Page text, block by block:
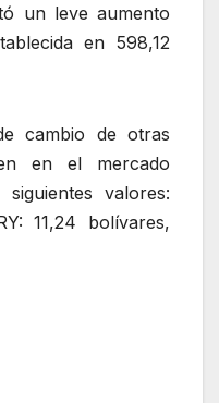
un leve aumento
en 598,12
cambio de otras
en el mercado
valores:
11,24 bolívares,